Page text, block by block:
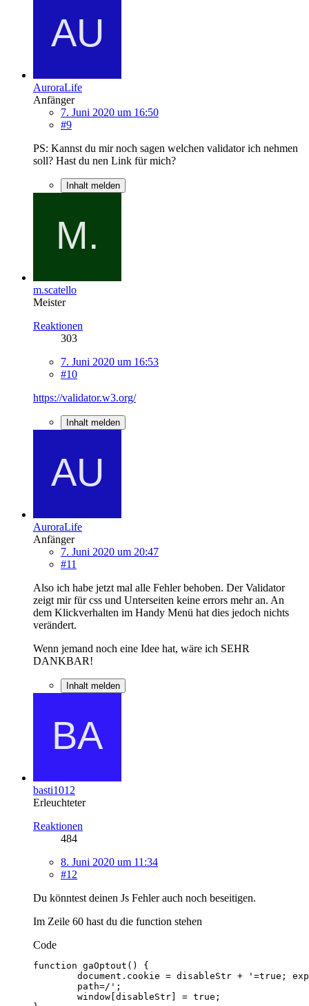
AuroraLife
Anfänger
7. Juni 2020 um 16:50
#9
PS: Kannst du mir noch sagen welchen validator ich nehmen
soll? Hast du nen Link für mich?
Inhalt melden
m.scatello
Meister
Reaktionen
303
7. Juni 2020 um 16:53
#10
https://validator.w3.org/
Inhalt melden
AuroraLife
Anfänger
7. Juni 2020 um 20:47
#11
Also ich habe jetzt mal alle Fehler behoben. Der Validator
zeigt mir für css und Unterseiten keine errors mehr an. An
dem Klickverhalten im Handy Menü hat dies jedoch nichts
verändert.
Wenn jemand noch eine Idee hat, wäre ich SEHR
DANKBAR!
Inhalt melden
basti1012
Erleuchteter
Reaktionen
484
8. Juni 2020 um 11:34
#12
Du könntest deinen Js Fehler auch noch beseitigen.
Im Zeile 60 hast du die function stehen
Code